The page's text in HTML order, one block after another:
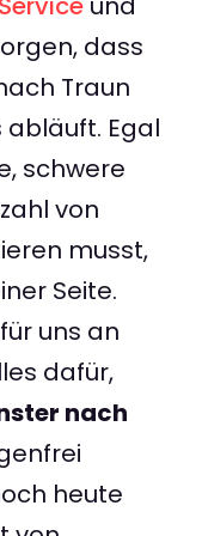
dass
Traun
Egal
schwere
von
musst,
Seite.
uns an
dafür,
nach
heute